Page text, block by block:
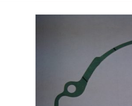
Пароніт
Конструкційні пластики та
Стрічки транспортерні
Рукава і шланги
Хомути та БРСМ з'єднання
Набивки сальникові